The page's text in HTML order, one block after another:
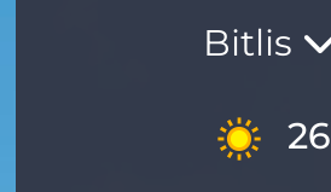
Bitlis
26